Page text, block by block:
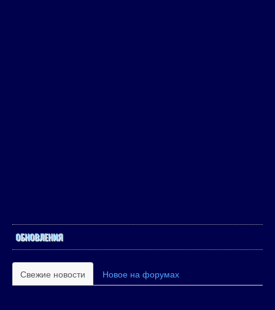
ОБНОВЛЕНИЯ
Свежие новости Новое на форумах